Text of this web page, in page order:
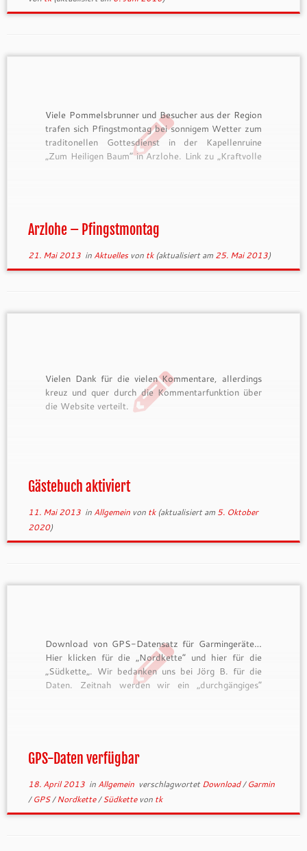
Viele Pommelsbrunner und Besucher aus der Region
trafen sich Pfingstmontag bei sonnigem Wetter zum
traditonellen Gottesdienst in der Kapellenruine
„Zum Heiligen Baum“ in Arzlohe. Link zu „Kraftvolle
Arzlohe – Pfingstmontag
21. Mai 2013in Aktuelles von tk(aktualisiert am 25. Mai 2013)
Vielen Dank für die vielen Kommentare, allerdings
kreuz und quer durch die Kommentarfunktion über
die Website verteilt.
Gästebuch aktiviert
11. Mai 2013in Allgemein von tk(aktualisiert am 5. Oktober
2020)
Download von GPS-Datensatz für Garmingeräte…
Hier klicken für die „Nordkette“ und hier für die
„Südkette„. Wir bedanken uns bei Jörg B. für die
Daten. Zeitnah werden wir ein „durchgängiges“
GPS-Daten verfügbar
18. April 2013in Allgemein verschlagwortetDownload/Garmin
/GPS/Nordkette/Südkette von tk